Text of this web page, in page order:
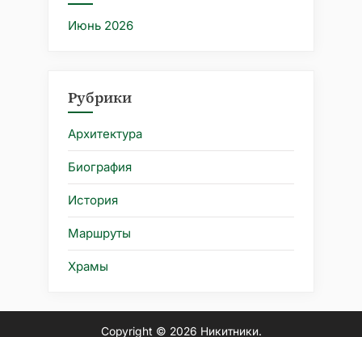
Июнь 2026
Рубрики
Архитектура
Биография
История
Маршруты
Храмы
Copyright © 2026 Никитники.